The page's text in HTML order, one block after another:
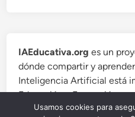
IAEducativa.org es un
dónde compartir y
Inteligencia Artificial está
Educación y Formación.
Usamos cookies para